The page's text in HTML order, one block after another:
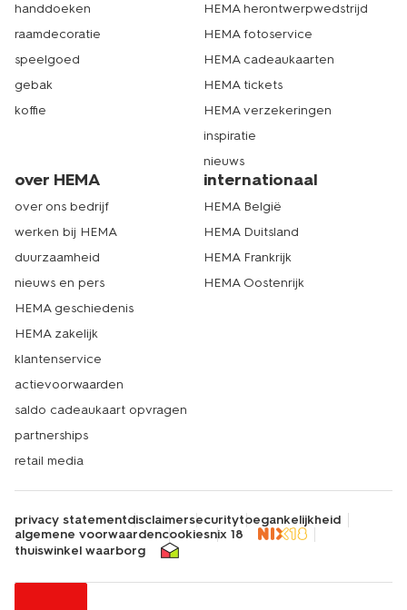
handdoeken
raamdecoratie
speelgoed
gebak
koffie
HEMA herontwerpwedstrijd
HEMA fotoservice
HEMA cadeaukaarten
HEMA tickets
HEMA verzekeringen
inspiratie
nieuws
over HEMA
over ons bedrijf
werken bij HEMA
duurzaamheid
nieuws en pers
HEMA geschiedenis
HEMA zakelijk
klantenservice
actievoorwaarden
saldo cadeaukaart opvragen
partnerships
retail media
internationaal
HEMA België
HEMA Duitsland
HEMA Frankrijk
HEMA Oostenrijk
privacy statementdisclaimersecuritytoegankelijkheid
algemene voorwaardencookiesnix 18
thuiswinkel waarborg